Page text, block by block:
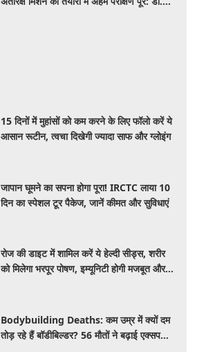
15 दिनों में मुहांसों को कम करने के लिए फॉलो करें ये
आसान रूटीन, त्वचा दिखेगी ज्यादा साफ और ग्लोइंग
जापान घूमने का सपना होगा पूरा! IRCTC लाया 10
दिन का स्पेशल टूर पैकेज, जानें कीमत और सुविधाएं
रोज की डाइट में शामिल करें ये हेल्दी सीड्स, शरीर
को मिलेगा भरपूर पोषण, इम्यूनिटी होगी मजबूत और
Bodybuilding Deaths: कम उम्र में क्यों दम
तोड़ रहे हैं बॉडीबिल्डर? 56 मौतों ने बढ़ाई एक्सपर्ट्स